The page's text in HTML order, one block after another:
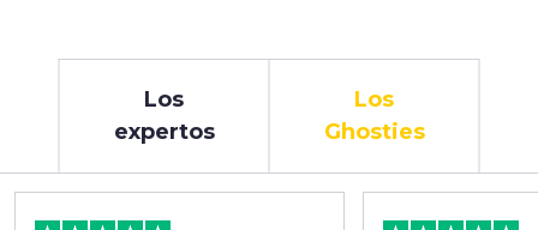
Los
expertos
Los
Ghosties